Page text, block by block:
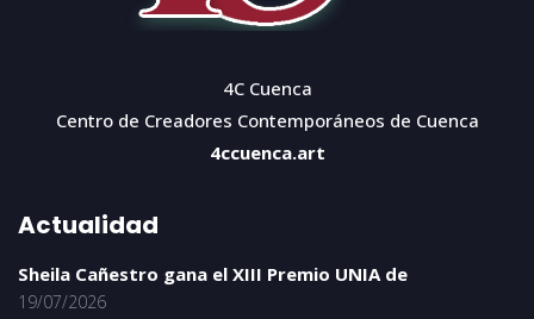
4C Cuenca
Centro de Creadores Contemporáneos de Cuenca
4ccuenca.art
Actualidad
Sheila Cañestro gana el XIII Premio UNIA de
19/07/2026